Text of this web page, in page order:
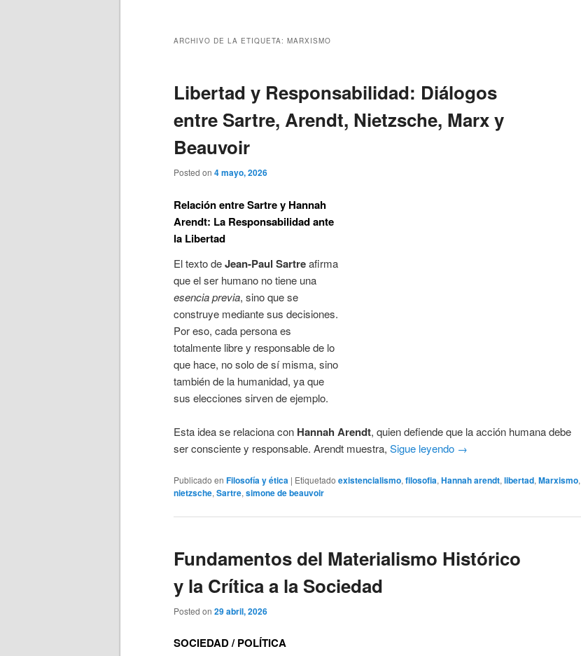
ARCHIVO DE LA ETIQUETA: MARXISMO
Libertad y Responsabilidad: Diálogos
entre Sartre, Arendt, Nietzsche, Marx y
Beauvoir
Posted on 4 mayo, 2026
Relación entre Sartre y Hannah
Arendt: La Responsabilidad ante
la Libertad
El texto deJean-Paul Sartreafirma
que el ser humano no tiene una
esencia previa, sino que se
construye mediante sus decisiones.
Por eso, cada persona es
totalmente libre y responsable de lo
que hace, no solo de sí misma, sino
también de la humanidad, ya que
sus elecciones sirven de ejemplo.
Esta idea se relaciona con Hannah Arendt, quien defiende que la acción humana debe
ser consciente y responsable. Arendt muestra, Sigue leyendo →
Publicado en Filosofía y ética | Etiquetado existencialismo,filosofia,Hannah arendt,libertad,Marxismo,
nietzsche,Sartre,simone de beauvoir
Fundamentos del Materialismo Histórico
y la Crítica a la Sociedad
Posted on 29 abril, 2026
SOCIEDAD / POLÍTICA